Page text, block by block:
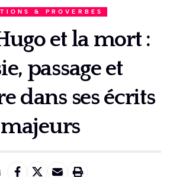
& PROVERBES
et la mort :
passage et
dans ses écrits
majeurs